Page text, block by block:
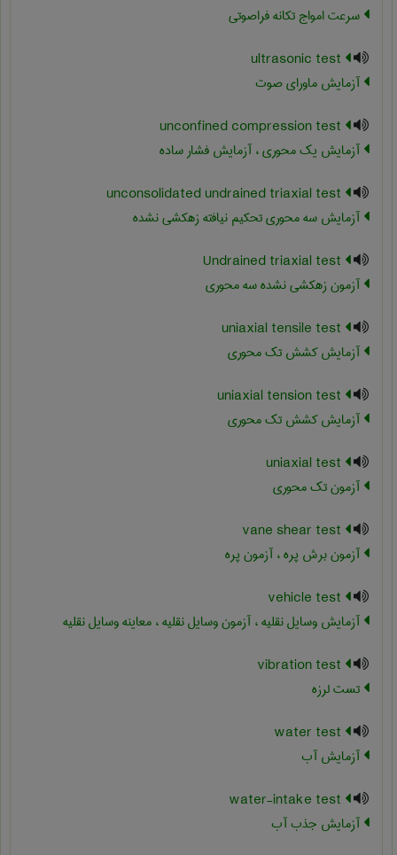
سرعت امواج تکانه فراصوتی
آزمایش ماورای صوت
آزمایش یک محوری ، آزمایش فشار ساده
آزمایش سه محوری تحکیم نیافته زهکشی ‏نشده
آزمون زهکشی نشده سه محوری
آزمایش کشش تک محوری
آزمایش کشش تک محوری
آزمون تک محوری
آزمون برش پره ، آزمون پره
آزمایش وسایل نقلیه ، آزمون وسایل نقلیه ، معاینه وسایل نقلیه
تست لرزه
آزمایش آب
آزمایش جذب آب